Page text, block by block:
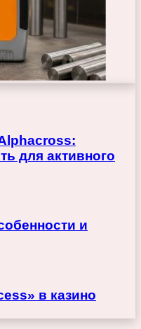
для активного
и
в казино